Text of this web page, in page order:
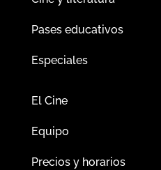
Pases educativos
Especiales
El Cine
Equipo
Precios y horarios